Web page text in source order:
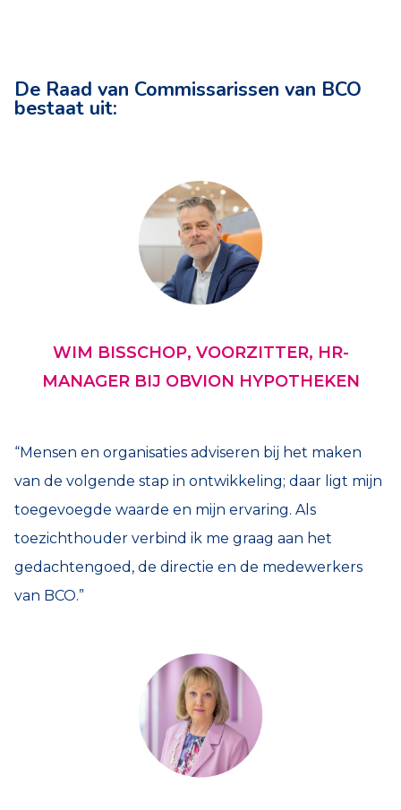
De Raad van Commissarissen van BCO
bestaat uit:
WIM BISSCHOP, VOORZITTER, HR-
MANAGER BIJ OBVION HYPOTHEKEN
“Mensen en organisaties adviseren bij het maken
van de volgende stap in ontwikkeling; daar ligt mijn
toegevoegde waarde en mijn ervaring. Als
toezichthouder verbind ik me graag aan het
gedachtengoed, de directie en de medewerkers
van BCO.”